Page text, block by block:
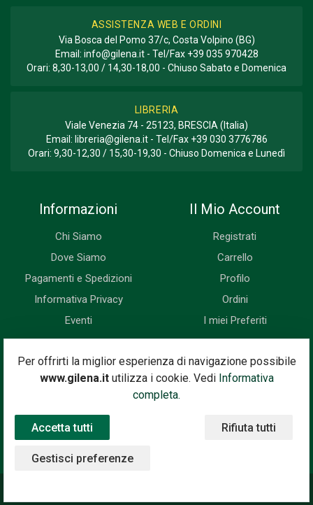
Per offrirti la miglior esperienza di navigazione possibile
www.gilena.itutilizza i cookie. Vedi Informativa
completa.
Accetta tutti Rifiuta tutti
Gestisci preferenze
ASSISTENZA WEB E ORDINI
Via Bosca del Pomo 37/c, Costa Volpino (BG)
Email: info@gilena.it- Tel/Fax +39 035 970428
Orari: 8,30-13,00 / 14,30-18,00 - Chiuso Sabato e Domenica
LIBRERIA
Viale Venezia 74 - 25123, BRESCIA (Italia)
Email: libreria@gilena.it- Tel/Fax +39 030 3776786
Orari: 9,30-12,30 / 15,30-19,30 - Chiuso Domenica e Lunedì
Informazioni
Chi Siamo
Dove Siamo
Pagamenti e Spedizioni
Informativa Privacy
Eventi
Il Mio Account
Registrati
Carrello
Profilo
Ordini
I miei Preferiti
Newsletter
Iscriviti subito alla nostra newsletter. Riceverai prima di tutti le
novità, le offerte, i prossimi eventi...
Indirizzo Email
Iscriviti